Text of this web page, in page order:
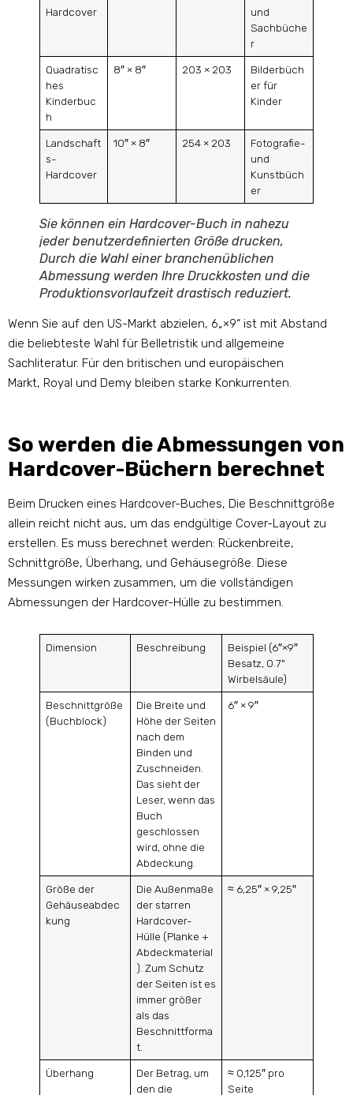
Hardcover
und
Sachbüche
r
Quadratisc
hes
Kinderbuc
h
8″ × 8″ 203 × 203
Bilderbüch
er für
Kinder
Landschaft
s-
Hardcover
10″ × 8″ 254 × 203
Fotografie-
und
Kunstbüch
er
Sie können ein Hardcover-Buch in nahezu
jeder benutzerdefinierten Größe drucken,
Durch die Wahl einer branchenüblichen
Abmessung werden Ihre Druckkosten und die
Produktionsvorlaufzeit drastisch reduziert.
Wenn Sie auf den US-Markt abzielen, 6„×9“ ist mit Abstand
die beliebteste Wahl für Belletristik und allgemeine
Sachliteratur. Für den britischen und europäischen
Markt, Royal und Demy bleiben starke Konkurrenten.
So werden die Abmessungen von
Hardcover-Büchern berechnet
Beim Drucken eines Hardcover-Buches, Die Beschnittgröße
allein reicht nicht aus, um das endgültige Cover-Layout zu
erstellen. Es muss berechnet werden: Rückenbreite,
Schnittgröße, Überhang, und Gehäusegröße. Diese
Messungen wirken zusammen, um die vollständigen
Abmessungen der Hardcover-Hülle zu bestimmen.
Dimension Beschreibung
Beispiel (6″×9″
Besatz, 0.7"
Wirbelsäule)
Beschnittgröße
(Buchblock)
Die Breite und
Höhe der Seiten
nach dem
Binden und
Zuschneiden.
Das sieht der
Leser, wenn das
Buch
geschlossen
wird, ohne die
Abdeckung.
6″ × 9″
Größe der
Gehäuseabdec
kung
Die Außenmaße
der starren
Hardcover-
Hülle (Planke +
Abdeckmaterial
). Zum Schutz
der Seiten ist es
immer größer
als das
Beschnittforma
t.
≈ 6,25″ × 9,25″
Überhang
Der Betrag, um
den die
≈ 0,125″ pro
Seite